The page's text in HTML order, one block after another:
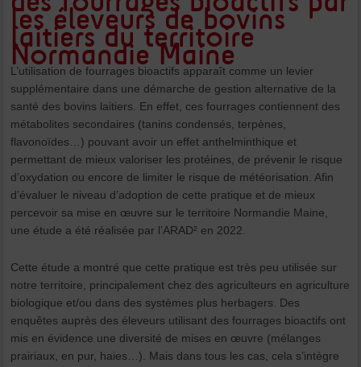
les éleveurs de bovins
laitiers du territoire
Normandie Maine
L’utilisation de fourrages bioactifs apparaît comme un levier
supplémentaire dans une démarche de gestion alternative de la
santé des bovins laitiers. En effet, ces fourrages contiennent des
métabolites secondaires (tanins condensés, terpènes,
flavonoïdes…) pouvant avoir un effet anthelminthique et
permettant de mieux valoriser les protéines, de prévenir le risque
d’oxydation ou encore de limiter le risque de météorisation. Afin
d’évaluer le niveau d’adoption de cette pratique et de mieux
percevoir sa mise en œuvre sur le territoire Normandie Maine,
une étude a été réalisée par l’ARAD² en 2022.
Cette étude a montré que cette pratique est très peu utilisée sur
notre territoire, principalement chez des agriculteurs en agriculture
biologique et/ou dans des systèmes plus herbagers. Des
enquêtes auprès des éleveurs utilisant des fourrages bioactifs ont
mis en évidence une diversité de mises en œuvre (mélanges
prairiaux, en pur, haies…). Mais dans tous les cas, cela s’intègre